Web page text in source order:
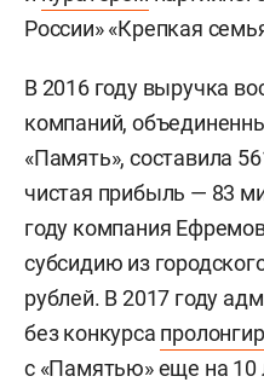
России» «Крепкая
В 2016 году выручка
компаний,
«Память», составила
чистая прибыль — 83
году компания
субсидию из
рублей. В 2017 году
без конкурса
с «Памятью» еще на 10